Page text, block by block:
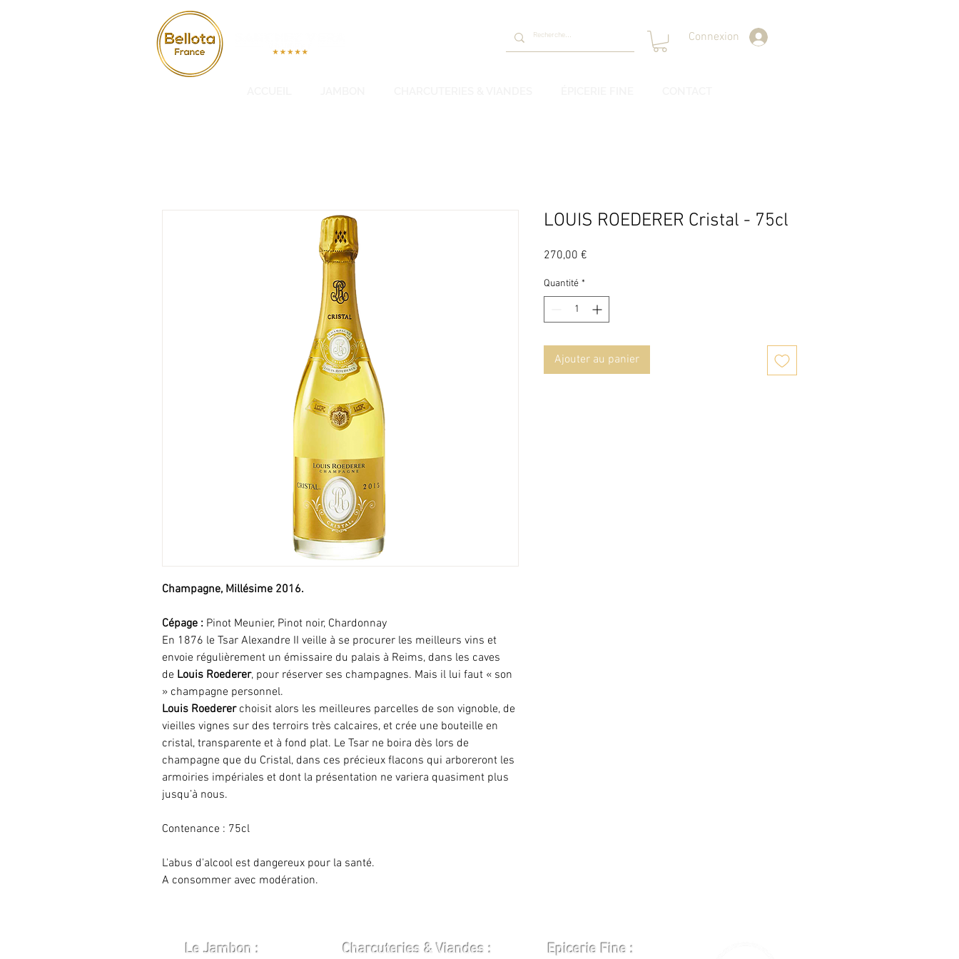
Connexion
Champagne, Millésime 2016.
Cépage : Pinot Meunier, Pinot noir, Chardonnay
En 1876 le Tsar Alexandre II veille à se procurer les meilleurs vins et
envoie régulièrement un émissaire du palais à Reims, dans les caves
de Louis Roederer, pour réserver ses champagnes. Mais il lui faut « son
» champagne personnel.
Louis Roedererchoisit alors les meilleures parcelles de son vignoble, de
vieilles vignes sur des terroirs très calcaires, et crée une bouteille en
cristal, transparente et à fond plat. Le Tsar ne boira dès lors de
champagne que du Cristal, dans ces précieux flacons qui arboreront les
armoiries impériales et dont la présentation ne variera quasiment plus
jusqu’à nous.
Contenance : 75cl
L'abus d'alcool est dangereux pour la santé.
A consommer avec modération.
LOUIS ROEDERER Cristal - 75cl
270,00 €
Quantité *
Ajouter au panier
Le Jambon : Charcuteries & Viandes : Epicerie Fine :